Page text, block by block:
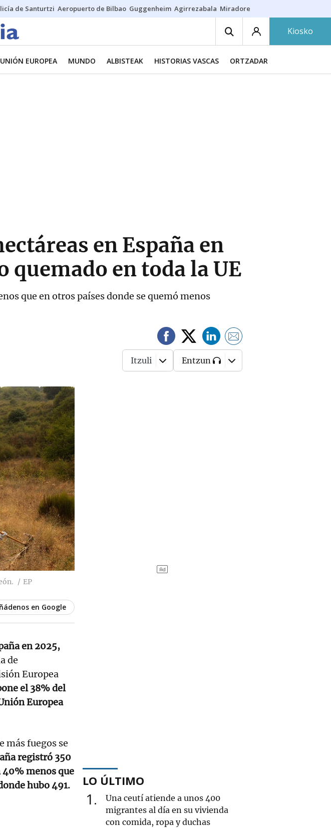
de Santurtzi Aeropuerto de Bilbao Guggenheim Agirrezabala Miradores en Bilbao
Kiosko
UNIÓN EUROPEA MUNDO ALBISTEAK HISTORIAS VASCAS ORTZADAR
en España en
en toda la UE
que en otros países donde se quemó menos
Itzuli Entzun
EP
en Google
en 2025,
de
Europea
el 38% del
Europea
más fuegos se
registró 350
menos que
hubo 491.
LO ÚLTIMO
1
Una ceutí atiende a unos 400
migrantes al día en su vivienda
con comida, ropa y duchas